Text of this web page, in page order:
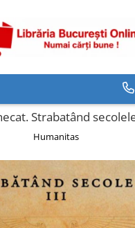
Strabatând
Humanitas